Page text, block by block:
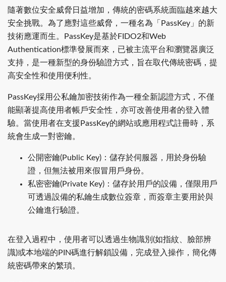
隨著數位安全威脅日益增加，傳統的密碼系統面臨越來越大
安全挑戰。為了應對這些威脅，一種名為「PassKey」的新
技術應運而生。PassKey是基於FIDO2和Web
Authentication標準發展而來，已被主流平台和瀏覽器廣泛
支持，是一種新型的身份驗證方式，旨在取代傳統密碼，提
高安全性和使用便利性。
PassKey採用公私鑰加密技術作為一種全新認證方式，不僅
能顯著提高使用者帳戶安全性，亦可改善使用者的登入體
驗。當使用者在支援PassKey的網站或應用程式註冊時，系
統會生成一對密鑰。
公開密鑰(Public Key)：儲存於伺服器，用於身份驗
證，但無法被用來假冒用戶身份。
私密密鑰(Private Key)：儲存於用戶的設備，僅限用戶
可透過設備的私鑰生成數位簽章，而簽章主要用於與
公鑰進行驗證。
在登入過程中，使用者可以透過生物識別(如指紋、臉部辨
識)或本地端的PIN碼進行解鎖設備，完成登入操作，簡化傳
統密碼帶來的繁瑣。